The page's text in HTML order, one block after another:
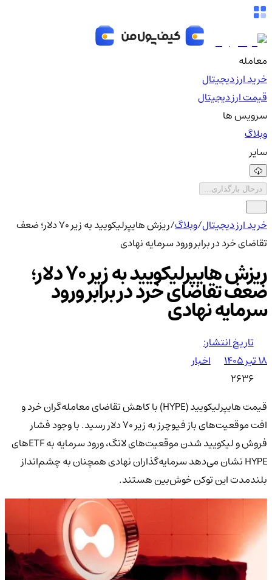
معامله
خرید ارز دیجیتال
قیمت ارز دیجیتال
سرویس ها
وبلاگ
سایر
درحال بارگذاری...
خرید ارز دیجیتال/وبلاگ/
ریزش هایپرلیکویید به زیر 70 دلار؛ ضعف
تقاضای خرد در برابر ورود سرمایه نهادی
ریزش هایپرلیکویید به زیر 70 دلار؛
ضعف تقاضای خرد در برابر ورود
سرمایه نهادی
تاریخ انتشار:
۱۸ تیر ۱۴۰۵
اخبار
2636
قیمت هایپرلیکویید (HYPE) با کاهش تقاضای معامله‌گران خرد و
افت موقعیت‌های باز فیوچرز به زیر 70 دلار رسید. با وجود فشار
فروش و لیکویید شدن موقعیت‌های لانگ، ورود سرمایه به ETFهای
HYPE نشان می‌دهد سرمایه‌گذاران نهادی همچنان به چشم‌انداز
بلندمدت این توکن خوش‌بین هستند.